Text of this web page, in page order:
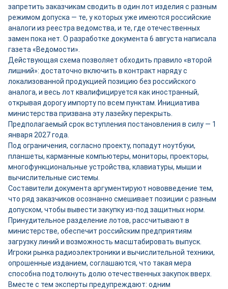
запретить заказчикам сводить в один лот изделия с разным
режимом допуска — те, у которых уже имеются российские
аналоги из реестра ведомства, и те, где отечественных
замен пока нет. О разработке документа 6 августа написала
газета «Ведомости».
Действующая схема позволяет обходить правило «второй
лишний»: достаточно включить в контракт наряду с
локализованной продукцией позицию без российского
аналога, и весь лот квалифицируется как иностранный,
открывая дорогу импорту по всем пунктам. Инициатива
министерства призвана эту лазейку перекрыть.
Предполагаемый срок вступления постановления в силу — 1
января 2027 года.
Под ограничения, согласно проекту, попадут ноутбуки,
планшеты, карманные компьютеры, мониторы, проекторы,
многофункциональные устройства, клавиатуры, мыши и
вычислительные системы.
Составители документа аргументируют нововведение тем,
что ряд заказчиков осознанно смешивает позиции с разным
допуском, чтобы вывести закупку из-под защитных норм.
Принудительное разделение лотов, рассчитывают в
министерстве, обеспечит российским предприятиям
загрузку линий и возможность масштабировать выпуск.
Игроки рынка радиоэлектроники и вычислительной техники,
опрошенные изданием, соглашаются, что такая мера
способна подтолкнуть долю отечественных закупок вверх.
Вместе с тем эксперты предупреждают: одним